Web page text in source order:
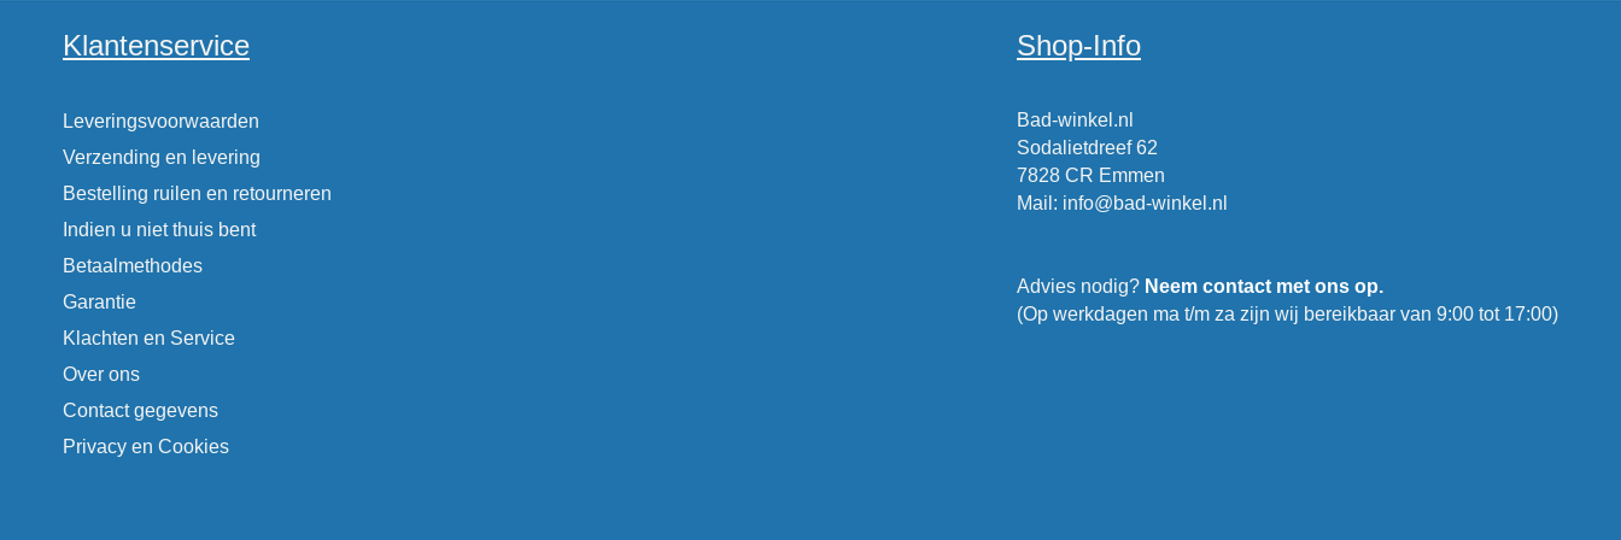
Klantenservice
Leveringsvoorwaarden
Verzending en levering
Bestelling ruilen en retourneren
Indien u niet thuis bent
Betaalmethodes
Garantie
Klachten en Service
Over ons
Contact gegevens
Privacy en Cookies
Shop-Info
Bad-winkel.nl
Sodalietdreef 62
7828 CR Emmen
Mail : info@bad-winkel.nl
Advies nodig? Neem contact met ons op.
(Op werkdagen ma t/m za zijn wij bereikbaar van 9:00 tot 17:00)